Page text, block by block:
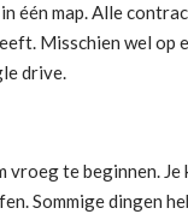
één map. Alle
Misschien wel op
drive.
vroeg te beginnen.
Sommige dingen